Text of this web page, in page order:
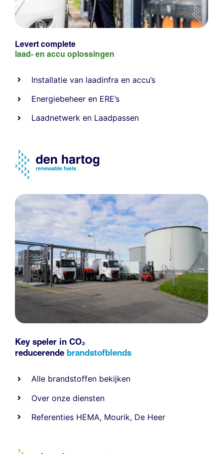
Levert complete
laad- en accu oplossingen
Installatie van laadinfra en accu’s
Energiebeheer en ERE’s
Laadnetwerk en Laadpassen
Key speler in CO₂
reducerende brandstofblends
Alle brandstoffen bekijken
Over onze diensten
Referenties HEMA, Mourik, De Heer